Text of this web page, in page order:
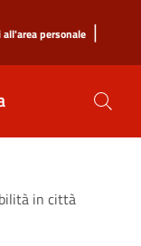
all'area personale |
in città